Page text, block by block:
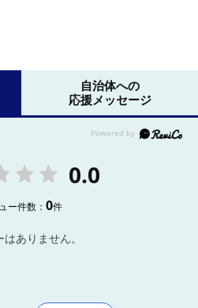
自治体への
応援メッセージ
0.0
ー件数：0件
はありません。